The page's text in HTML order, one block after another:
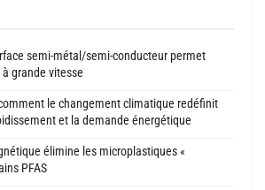
semi-métal/semi-conducteur permet
à grande vitesse
le changement climatique redéfinit
et la demande énergétique
élimine les microplastiques «
PFAS